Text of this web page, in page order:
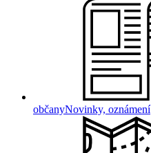
občanyNovinky, oznámení